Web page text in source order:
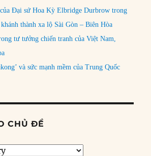
Đại sứ Hoa Kỳ Elbridge Durbrow trong
thành xa lộ Sài Gòn – Biên Hòa
tư tưởng chiến tranh của Việt Nam,
và sức mạnh mềm của Trung Quốc
CHỦ ĐỀ